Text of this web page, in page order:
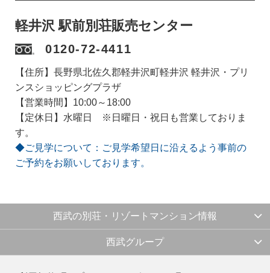
軽井沢 駅前別荘販売センター
0120-72-4411
【住所】長野県北佐久郡軽井沢町軽井沢 軽井沢・プリ
ンスショッピングプラザ
【営業時間】10:00～18:00
【定休日】水曜日 ※日曜日・祝日も営業しておりま
す。
◆ご見学について：ご見学希望日に沿えるよう事前の
ご予約をお願いしております。
西武の別荘・リゾートマンション情報
西武グループ